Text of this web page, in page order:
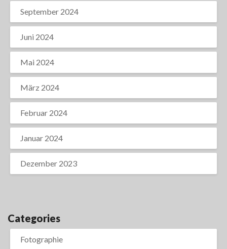
September 2024
Juni 2024
Mai 2024
März 2024
Februar 2024
Januar 2024
Dezember 2023
Categories
Fotographie